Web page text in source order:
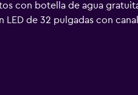
con botella de agua
LED de 32 pulgadas con
Este hotel en Morelia
llamadas locales y de